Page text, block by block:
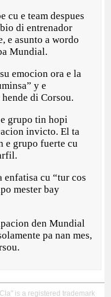
cu e team despues
di entrenador
e asunto a wordo
Mundial.
emocion ora e la
y e
di Corsou.
grupo tin hopi
invicto. El ta
e grupo fuerte cu
enfatisa cu “tur cos
mester bay
den Mundial
pa nan mes,
is a registered trademark